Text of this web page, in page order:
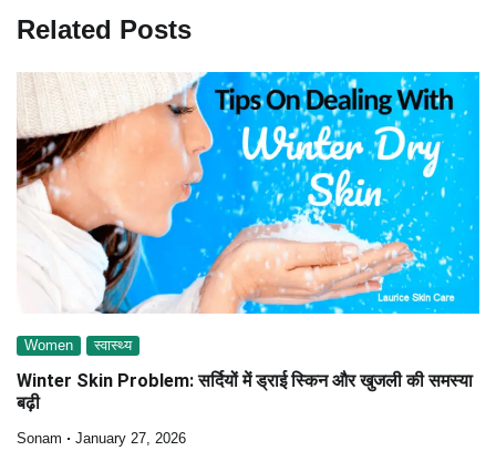
Related Posts
Women स्वास्थ्य
Winter Skin Problem: सर्दियों में ड्राई स्किन और खुजली की समस्या
बढ़ी
Sonam January 27, 2026